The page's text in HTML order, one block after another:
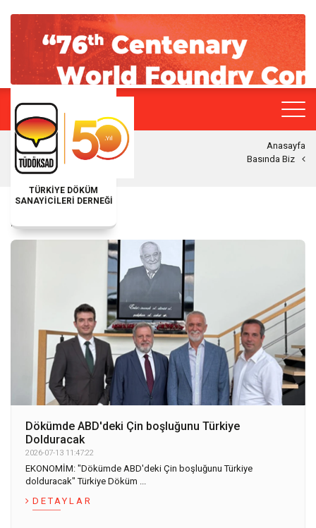
TÜRKİYE DÖKÜM
SANAYİCİLERİ DERNEĞİ
Anasayfa
Basında Biz
BASINDA BIZ
Dökümde ABD'deki Çin boşluğunu Türkiye
Dolduracak
2026-07-13 11:47:22
EKONOMİM: "Dökümde ABD'deki Çin boşluğunu Türkiye
dolduracak" Türkiye Döküm ...
DETAYLAR